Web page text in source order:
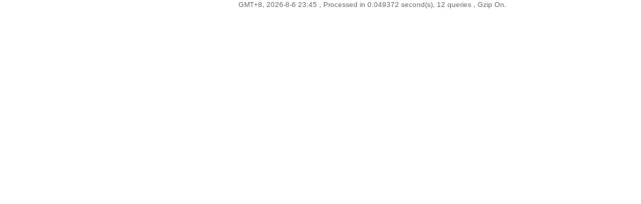
GMT+8, 2026-8-6 23:45 , Processed in 0.049372 second(s), 12 queries , Gzip On.